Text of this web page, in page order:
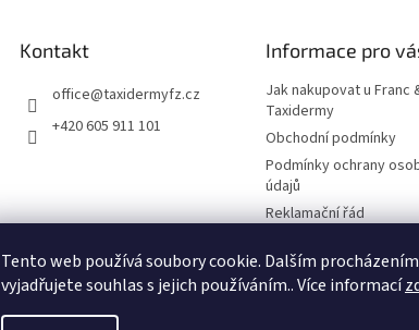
Tento web používá soubory cookie. Dalším
vyjadřujete souhlas s jejich používáním.. Více informací
Kontakt
office@taxidermyfz.cz
+420 605 911 101
Informace pro
Jak nakupovat u Franc
Taxidermy
Obchodní podmínky
Podmínky ochrany
údajů
Reklamační řád
smlouvy